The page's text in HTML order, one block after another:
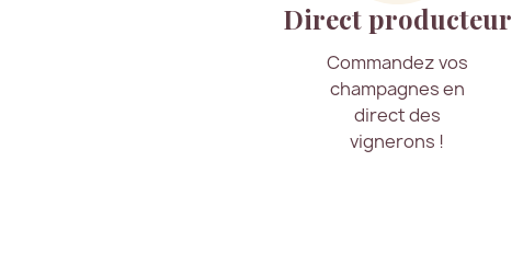
Direct producteur
Commandez vos
champagnes en
direct des
vignerons !